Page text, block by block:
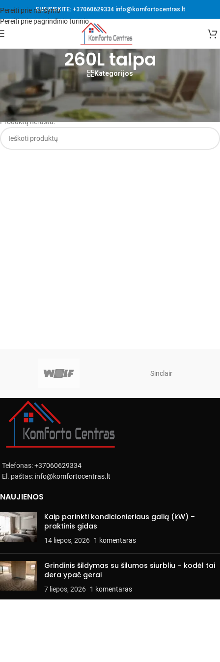
Pereiti prie naršymo
Pereiti prie pagrindinio turinio
SUSISIEKITE: +37060629334 info@komfortocentras.lt
260L talpa
Kategorijos
Pradžia /Šilumos siurbliai Oras-vanduo monoblokai/ Su vandens talpa
260L talpa
Produktų nerasta.
Sinclair
Telefonas:+37060629334
El. paštas: info@komfortocentras.lt
NAUJIENOS
Kaip parinkti kondicionieriaus galią (kW) –
praktinis gidas
14 liepos, 2026 1 komentaras
Grindinis šildymas su šilumos siurbliu – kodėl tai
dera ypač gerai
7 liepos, 2026 1 komentaras